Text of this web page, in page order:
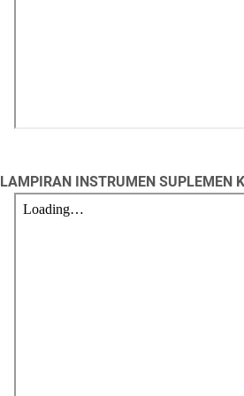
LAMPIRAN INSTRUMEN SUPLEMEN